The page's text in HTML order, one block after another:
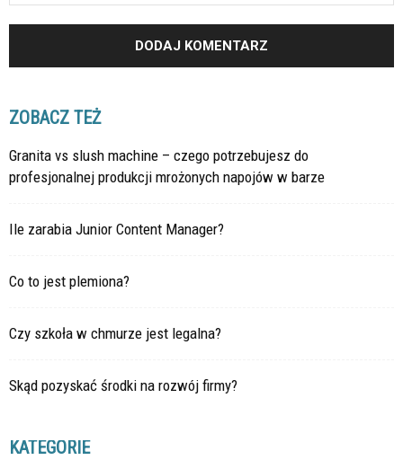
ZOBACZ TEŻ
Granita vs slush machine – czego potrzebujesz do
profesjonalnej produkcji mrożonych napojów w barze
Ile zarabia Junior Content Manager?
Co to jest plemiona?
Czy szkoła w chmurze jest legalna?
Skąd pozyskać środki na rozwój firmy?
KATEGORIE